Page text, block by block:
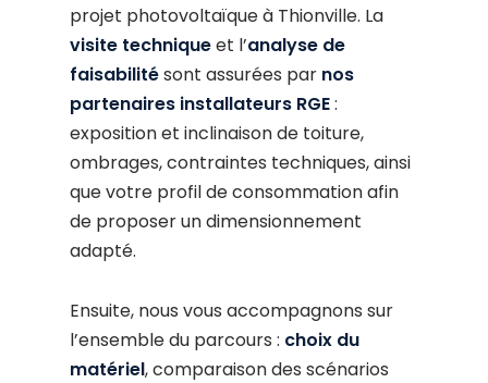
projet photovoltaïque à Thionville. La
visite techniqueet l’analyse de
faisabilitésont assurées par nos
partenaires installateurs RGE:
exposition et inclinaison de toiture,
ombrages, contraintes techniques, ainsi
que votre profil de consommation afin
de proposer un dimensionnement
adapté.
Ensuite, nous vous accompagnons sur
l’ensemble du parcours : choix du
matériel, comparaison des scénarios